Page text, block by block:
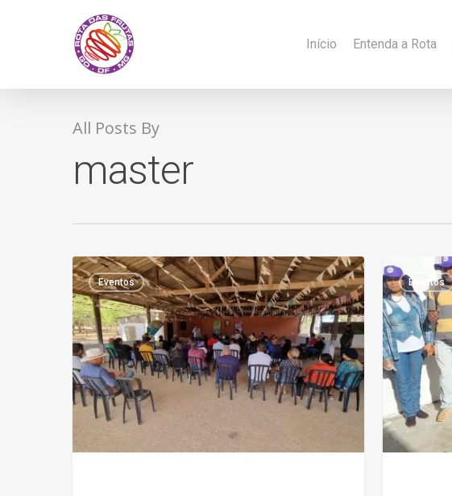
Início Entenda a Rota
All Posts By
master
Eventos Eventos